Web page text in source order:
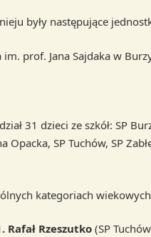
były następujące
im. prof. Jana Sajdaka w
31 dzieci ze szkół: SP
Opacka, SP Tuchów, SP
kategoriach
Rafał Rzeszutko(SP